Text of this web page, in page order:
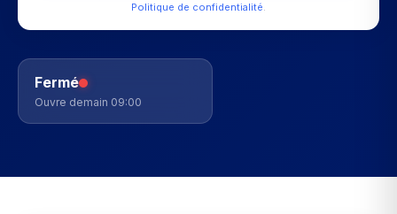
Politique de confidentialité.
Fermé
Ouvre demain 09:00